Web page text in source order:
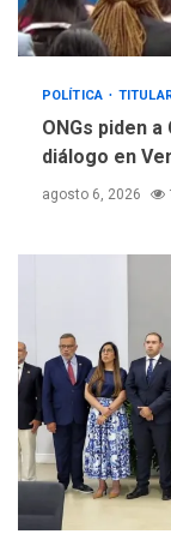
POLÍTICA
ONGs piden
diálogo en
agosto 6, 2026